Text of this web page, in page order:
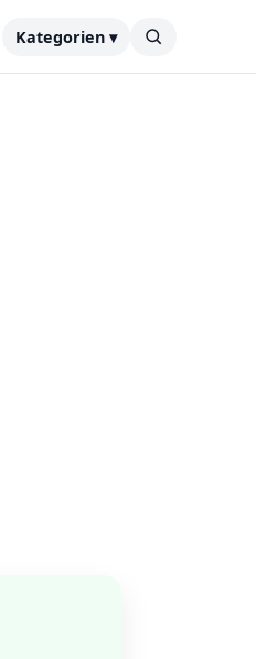
Kategorien ▾